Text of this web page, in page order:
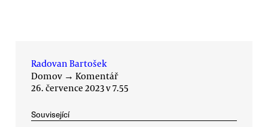
Radovan Bartošek
Domov → Komentář
26. července 2023 v 7.55
Související